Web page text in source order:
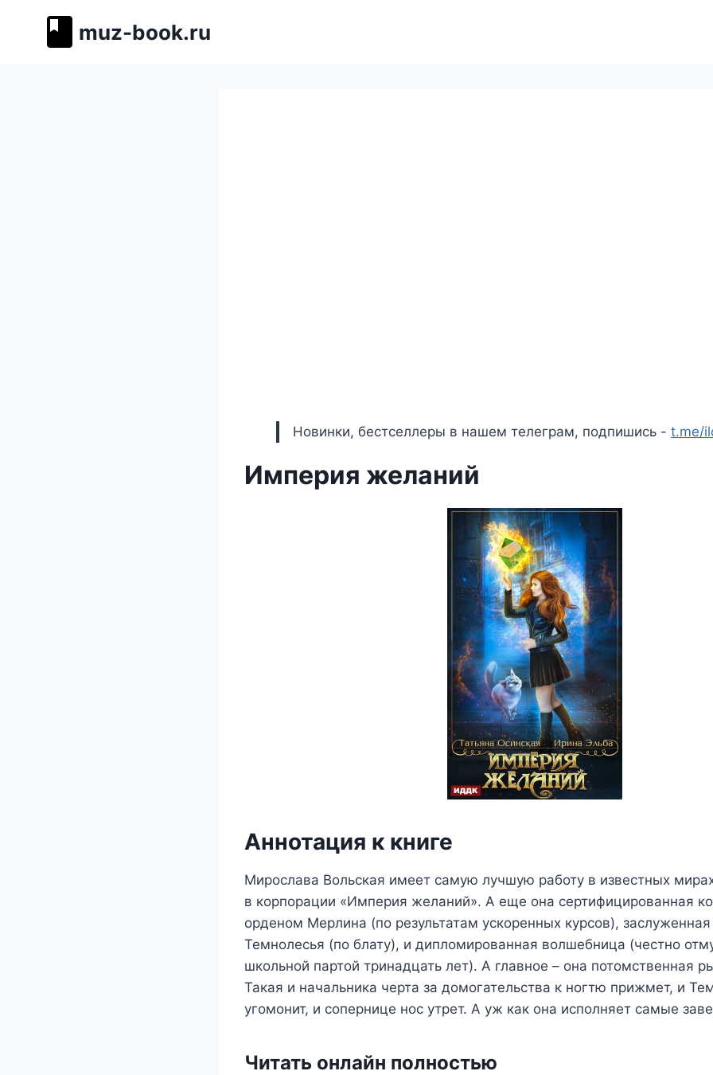
muz-book.ru
Новинки, бестселлеры в нашем телеграм, подпишись - t.me/
Империя желаний
Аннотация к книге
Мирослава Вольская имеет самую лучшую работу в известных
в корпорации «Империя желаний». А еще она сертифицированная
орденом Мерлина (по результатам ускоренных курсов),
Темнолесья (по блату), и дипломированная волшебница (честно
школьной партой тринадцать лет). А главное – она потомственная
Такая и начальника черта за домогательства к ногтю прижмет, и
угомонит, и сопернице нос утрет. А уж как она исполняет самые
Читать онлайн полностью